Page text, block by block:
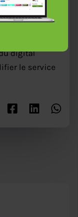
!
retours et à
digital
le service